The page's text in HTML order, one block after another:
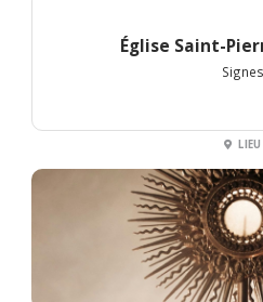
Église Saint-
Signes
LIEU